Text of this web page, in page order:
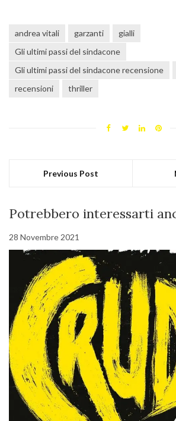
andrea vitali garzanti
gialli
Gli ultimi passi del sindacone
Gli ultimi passi del sindacone recensione
recensioni
thriller
Previous Post
Potrebbero interessarti
28 Novembre 2021